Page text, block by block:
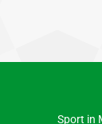
Sport in